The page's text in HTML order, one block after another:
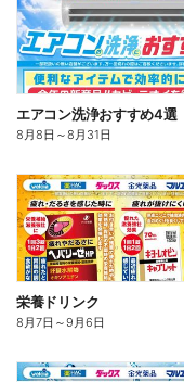
エアコン洗浄おすすめ4選
8月8日 ～8月31日
栄養ドリンク
8月7日 ～9月6日